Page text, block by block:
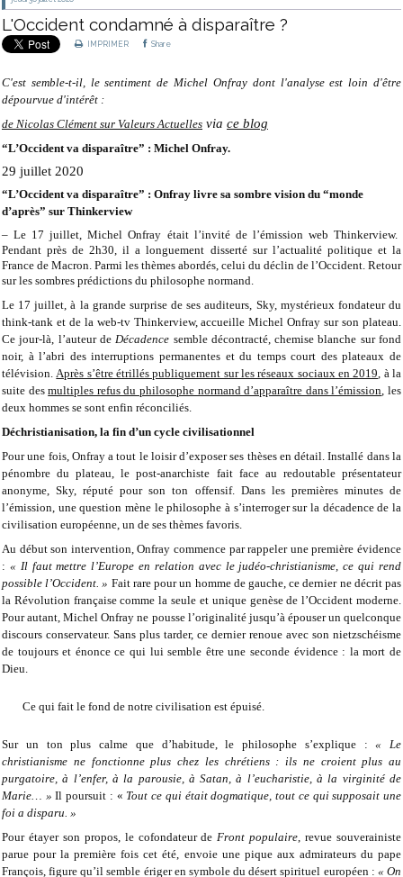
L'Occident condamné à disparaître ?
IMPRIMER Share
C'est semble-t-il, le sentiment de Michel Onfray dont l'analyse est loin d'être
dépourvue d'intérêt :
de Nicolas Clément sur Valeurs Actuelles via ce blog
“L’Occident va disparaître” : Michel Onfray.
29 juillet 2020
“L’Occident va disparaître” : Onfray livre sa sombre vision du “monde
d’après” sur Thinkerview
– Le 17 juillet, Michel Onfray était l’invité de l’émission web Thinkerview.
Pendant près de 2h30, il a longuement disserté sur l’actualité politique et la
France de Macron. Parmi les thèmes abordés, celui du déclin de l’Occident. Retour
sur les sombres prédictions du philosophe normand.
Le 17 juillet, à la grande surprise de ses auditeurs, Sky, mystérieux fondateur du
think-tank et de la web-tv Thinkerview, accueille Michel Onfray sur son plateau.
Ce jour-là, l’auteur de Décadence semble décontracté, chemise blanche sur fond
noir, à l’abri des interruptions permanentes et du temps court des plateaux de
télévision. Après s’être étrillés publiquement sur les réseaux sociaux en 2019 , à la
suite desmultiples refus du philosophe normand d’apparaître dans l’émission , les
deux hommes se sont enfin réconciliés.
Déchristianisation, la fin d’un cycle civilisationnel
Pour une fois, Onfray a tout le loisir d’exposer ses thèses en détail. Installé dans la
pénombre du plateau, le post-anarchiste fait face au redoutable présentateur
anonyme, Sky, réputé pour son ton offensif. Dans les premières minutes de
l’émission, une question mène le philosophe à s’interroger sur la décadence de la
civilisation européenne, un de ses thèmes favoris.
Au début son intervention, Onfray commence par rappeler une première évidence
: « Il faut mettre l’Europe en relation avec le judéo-christianisme, ce qui rend
possible l’Occident. » Fait rare pour un homme de gauche, ce dernier ne décrit pas
la Révolution française comme la seule et unique genèse de l’Occident moderne.
Pour autant, Michel Onfray ne pousse l’originalité jusqu’à épouser un quelconque
discours conservateur. Sans plus tarder, ce dernier renoue avec son nietzschéisme
de toujours et énonce ce qui lui semble être une seconde évidence : la mort de
Dieu.
Ce qui fait le fond de notre civilisation est épuisé.
Sur un ton plus calme que d’habitude, le philosophe s’explique :« Le
christianisme ne fonctionne plus chez les chrétiens : ils ne croient plus au
purgatoire, à l’enfer, à la parousie, à Satan, à l’eucharistie, à la virginité de
Marie… »Il poursuit : « Tout ce qui était dogmatique, tout ce qui supposait une
foi a disparu. »
Pour étayer son propos, le cofondateur de Front populaire , revue souverainiste
parue pour la première fois cet été, envoie une pique aux admirateurs du pape
François, figure qu’il semble ériger en symbole du désert spirituel européen : « On